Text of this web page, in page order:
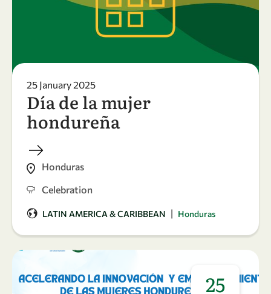
25 January 2025
Día de la mujer
hondureña
Honduras
Celebration
LATIN AMERICA & CARIBBEAN | Honduras
25